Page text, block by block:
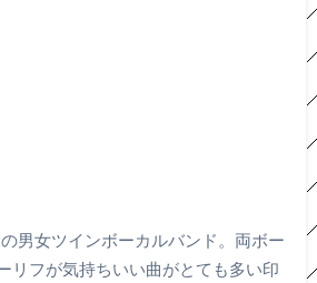
男女ツインボーカルバンド。両ボー
リフが気持ちいい曲がとても多い印